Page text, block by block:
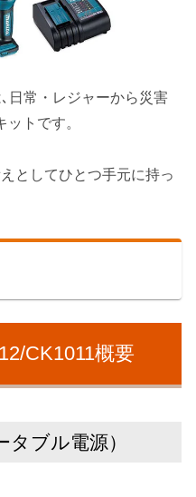
日常・レジャーから災害
トです。
としてひとつ手元に持っ
CK1011概要
ブル電源）